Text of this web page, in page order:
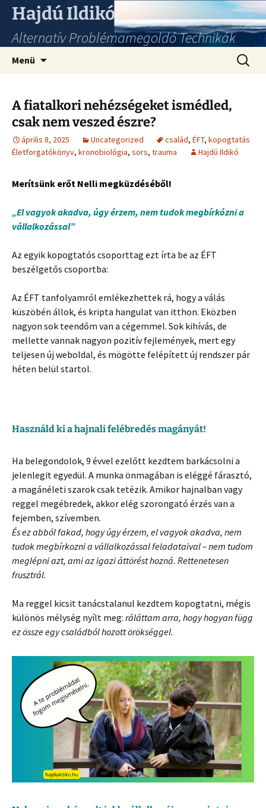
Hajdú Ildikó
Alternatív Problémamegoldó Technikák
Menü
A fiatalkori nehézségeket ismédled,
csak nem veszed észre?
április 8, 2025 Uncategorized család, ÉFT, kopogtatás
Életforgatókönyv, kronobiológia, sors, trauma Hajdú Ildikó
Merítsünk erőt Nelli megküzdéséből!
„El vagyok akadva, úgy érzem, nem tudok megbírkózni a
vállalkozással”
Az egyik kopogtatós csoporttag ezt írta be az ÉFT
beszélgetős csoportba:
Az ÉFT tanfolyamról emlékezhettek rá, hogy a válás
küszöbén állok, és kripta hangulat van itthon. Eközben
nagyon sok teendőm van a cégemmel. Sok kihívás, de
mellette vannak nagyon pozitív fejlemények, mert egy
teljesen új weboldal, és mögötte felépített új rendszer pár
héten belül startol.
Használd ki a hajnali felébredés magányát!
Ha belegondolok, 9 évvel ezelőtt kezdtem barkácsolni a
jelenlegit egyedül. A munka önmagában is eléggé fárasztó,
a magánéleti szarok csak tetézik. Amikor hajnalban vagy
reggel megébredek, akkor elég szorongató érzés van a
fejemben, szívemben.
És ez abból fakad, hogy úgy érzem, el vagyok akadva, nem
tudok megbírkozni a vállalkozással feladataival – nem tudom
meglépni azt, ami az igazi áttörést hozná. Rettenetesen
frusztrál.
Ma reggel kicsit tanácstalanul kezdtem kopogtatni, mégis
különös mélység nyílt meg: ráláttam arra, hogy hogyan függ
ez össze egy családból hozott örökséggel.